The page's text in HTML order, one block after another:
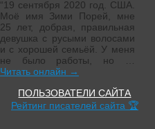
“19 сентября 2020 год. США.
Моё имя Зими Порей, мне
25 лет, добрая, правильная
девушка с русыми волосами
и с хорошей семьёй. У меня
не было работы, но …
Читать онлайн →
ПОЛЬЗОВАТЕЛИ САЙТА
Рейтинг писателей сайта 🏆